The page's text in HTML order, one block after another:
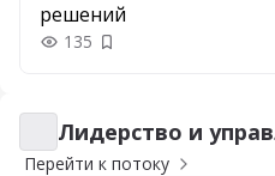
решений
135 Добавить в закладки
Лидерство и управление
Лидерство и
Перейти к потоку